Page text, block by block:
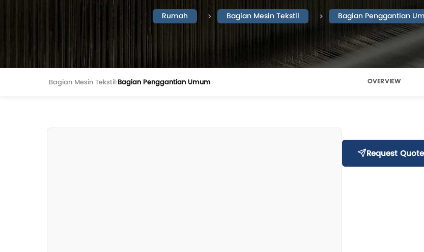
Rumah Bagian Mesin Tekstil Bagian Penggantian
Bagian Mesin Tekstil›Bagian Penggantian Umum OVERVIEW
Request Quote